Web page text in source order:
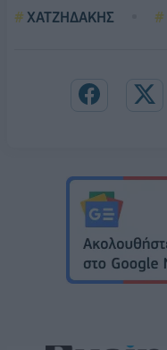
ΧΑΤΖΗΔΑΚΗΣ